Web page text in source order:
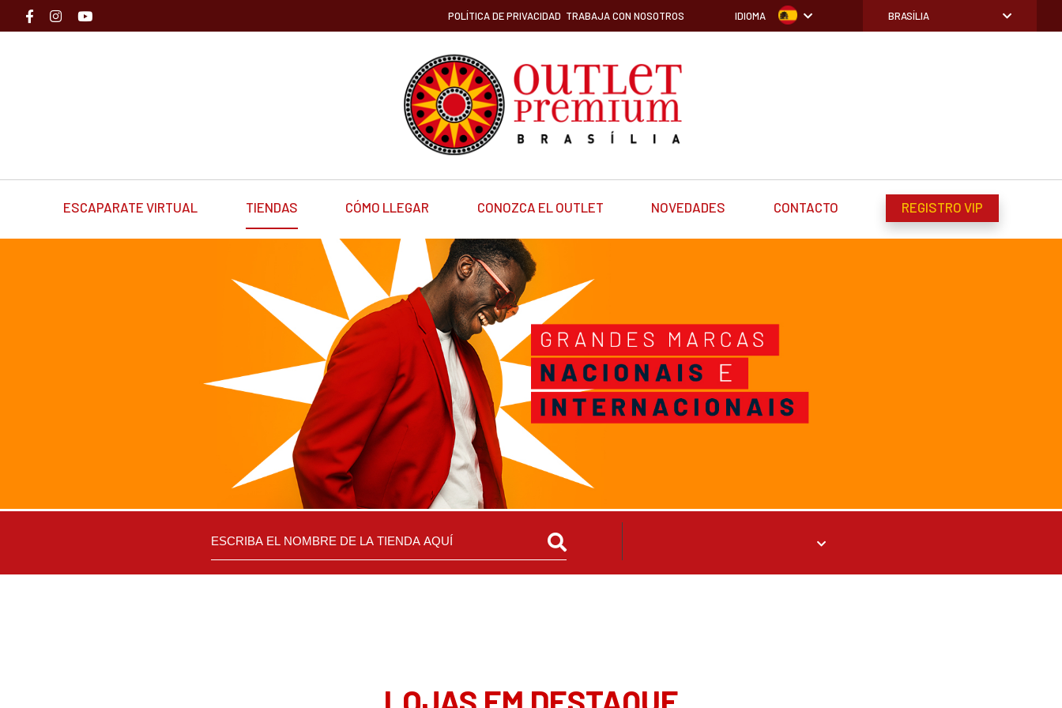
POLÍTICA DE PRIVACIDAD TRABAJA CON NOSOTROS IDIOMA BRASÍLIA
ESCAPARATE VIRTUAL TIENDAS CÓMO LLEGAR CONOZCA EL OUTLET NOVEDADES CONTACTO REGISTRO VIP